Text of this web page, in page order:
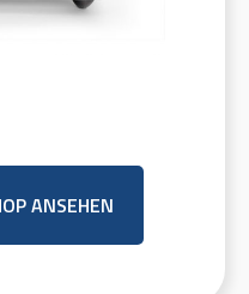
ANSEHEN